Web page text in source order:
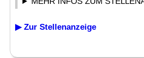
▶ Zur Stellenanzeige